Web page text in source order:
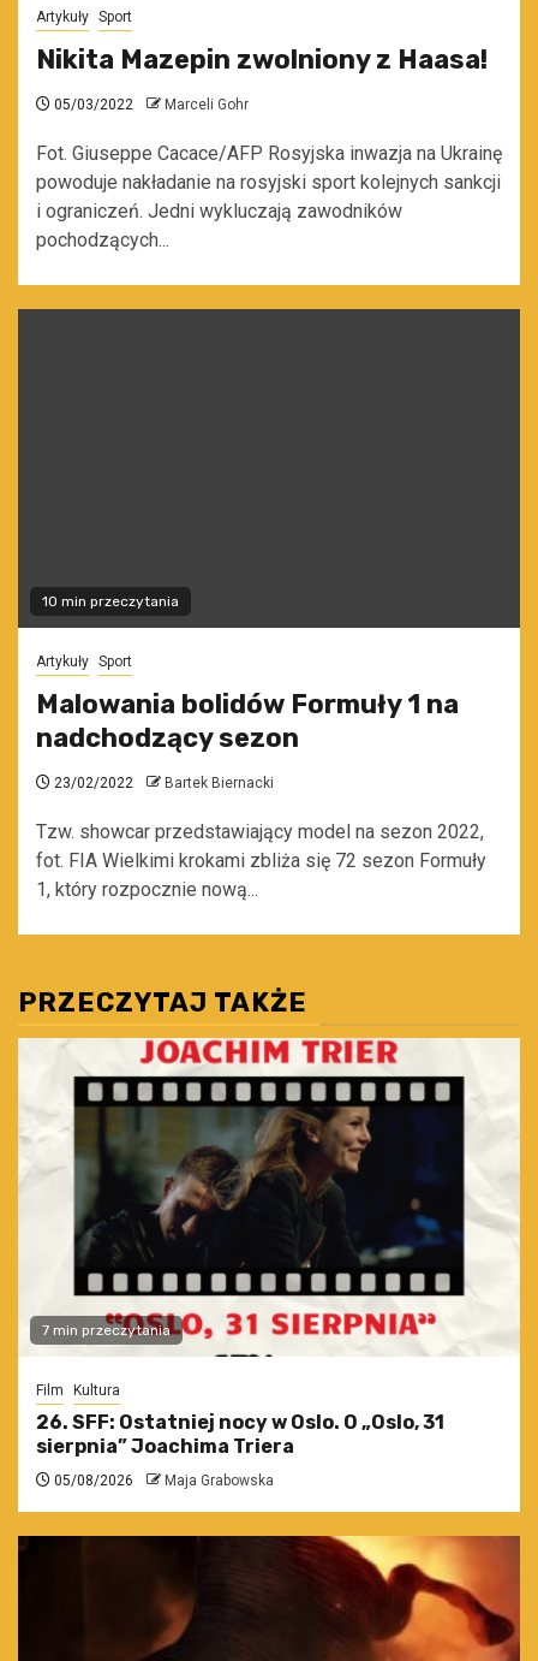
Artykuły Sport
Nikita Mazepin zwolniony z Haasa!
05/03/2022 Marceli Gohr
Fot. Giuseppe Cacace/AFP Rosyjska inwazja na Ukrainę
powoduje nakładanie na rosyjski sport kolejnych sankcji
i ograniczeń. Jedni wykluczają zawodników
pochodzących...
10 min przeczytania
Artykuły Sport
Malowania bolidów Formuły 1 na
nadchodzący sezon
23/02/2022 Bartek Biernacki
Tzw. showcar przedstawiający model na sezon 2022,
fot. FIA Wielkimi krokami zbliża się 72 sezon Formuły
1, który rozpocznie nową...
PRZECZYTAJ TAKŻE
7 min przeczytania
Film Kultura
26. SFF: Ostatniej nocy w Oslo. O „Oslo, 31
sierpnia” Joachima Triera
05/08/2026 Maja Grabowska